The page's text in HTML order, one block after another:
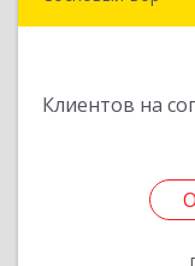
Клиентов на